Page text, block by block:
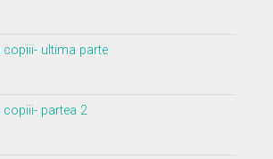
copiii- ultima parte
copiii- partea 2